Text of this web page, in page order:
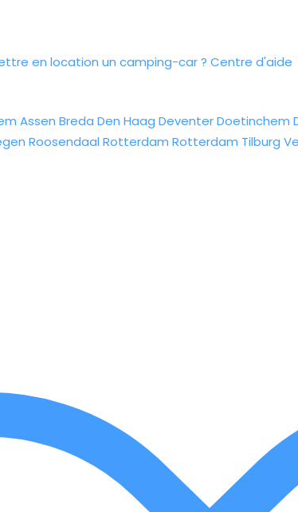
en location un camping-car ? Centre d'aide
Assen Breda Den Haag DeventerDoetinchem
Roosendaal Rotterdam Rotterdam Tilburg